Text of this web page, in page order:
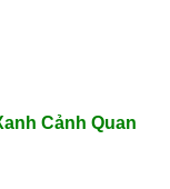
Cảnh Quan